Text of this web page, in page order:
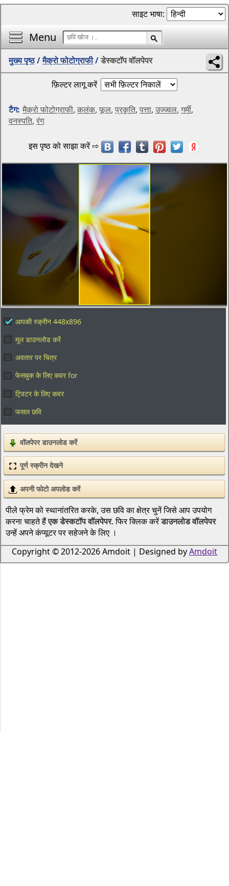
Menu
साइट भाषा:
मुख्य पृष्ठ/मैक्रो फोटोग्राफी/डेस्कटॉप वॉलपेपर
फ़िल्टर लागू करें
टैग: मैक्रो फोटोग्राफी, कलंक, फूल, प्रकृति, पत्ता, उज्ज्वल, गर्मी,
वनस्पति, रंग
आपकी स्क्रीन 448x896
मूल डाउनलोड करें
अवतार पर चित्र
फेसबुक के लिए कवर for
ट्विटर के लिए कवर
फसल छवि
वॉलपेपर डाउनलोड करें
पूर्ण स्क्रीन देखने
अपनी फोटो अपलोड करें
पीले फ्रेम को स्थानांतरित करके, उस छवि का क्षेत्र चुनें जिसे आप उपयोग
करना चाहते हैंएक डेस्कटॉप वॉलपेपर. फिर क्लिक करेंडाउनलोड वॉलपेपर
उन्हें अपने कंप्यूटर पर सहेजने के लिए ।
Copyright © 2012-2026 Amdoit | Designed byAmdoit